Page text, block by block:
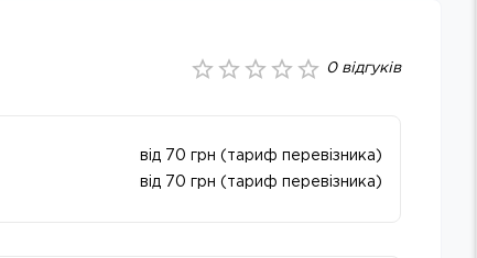
0відгуків
від 70 грн (тариф перевізника)
від 70 грн (тариф перевізника)